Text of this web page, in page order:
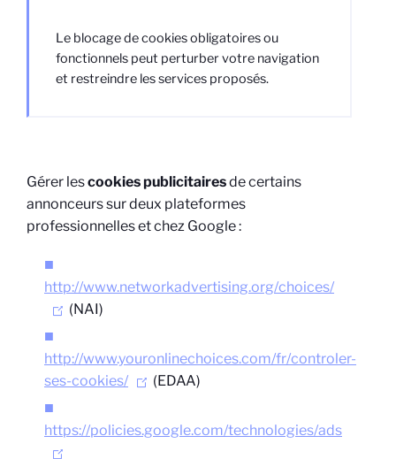
Le blocage de cookies obligatoires ou
fonctionnels peut perturber votre navigation
et restreindre les services proposés.
Gérer lescookies publicitairesde certains
annonceurs sur deux plateformes
professionnelles et chez Google :
http://www.networkadvertising.org/choices/
(NAI)
http://www.youronlinechoices.com/fr/controler-
ses-cookies/
(EDAA)
https://policies.google.com/technologies/ads